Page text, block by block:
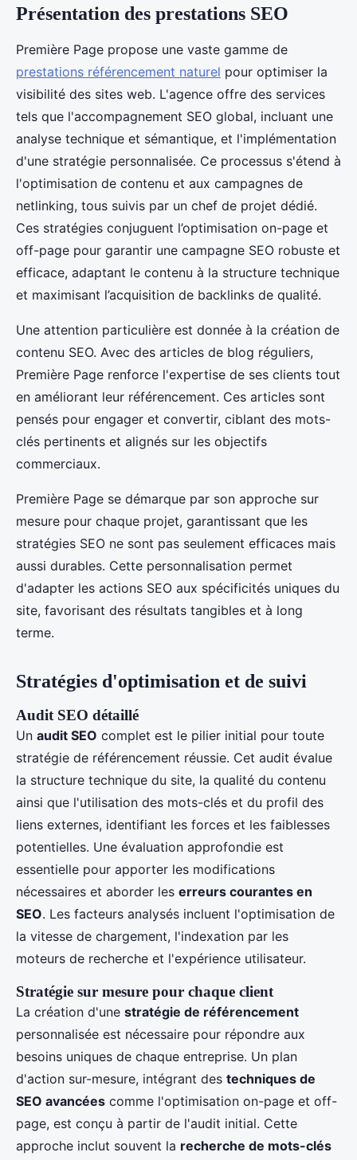
Présentation des prestations SEO
Première Page propose une vaste gamme de
prestations référencement naturel pour optimiser la
visibilité des sites web. L'agence offre des services
tels que l'accompagnement SEO global, incluant une
analyse technique et sémantique, et l'implémentation
d'une stratégie personnalisée. Ce processus s'étend à
l'optimisation de contenu et aux campagnes de
netlinking, tous suivis par un chef de projet dédié.
Ces stratégies conjuguent l’optimisation on-page et
off-page pour garantir une campagne SEO robuste et
efficace, adaptant le contenu à la structure technique
et maximisant l’acquisition de backlinks de qualité.
Une attention particulière est donnée à la création de
contenu SEO. Avec des articles de blog réguliers,
Première Page renforce l'expertise de ses clients tout
en améliorant leur référencement. Ces articles sont
pensés pour engager et convertir, ciblant des mots-
clés pertinents et alignés sur les objectifs
commerciaux.
Première Page se démarque par son approche sur
mesure pour chaque projet, garantissant que les
stratégies SEO ne sont pas seulement efficaces mais
aussi durables. Cette personnalisation permet
d'adapter les actions SEO aux spécificités uniques du
site, favorisant des résultats tangibles et à long
terme.
Stratégies d'optimisation et de suivi
Audit SEO détaillé
Un audit SEO complet est le pilier initial pour toute
stratégie de référencement réussie. Cet audit évalue
la structure technique du site, la qualité du contenu
ainsi que l'utilisation des mots-clés et du profil des
liens externes, identifiant les forces et les faiblesses
potentielles. Une évaluation approfondie est
essentielle pour apporter les modifications
nécessaires et aborder les erreurs courantes en
SEO. Les facteurs analysés incluent l'optimisation de
la vitesse de chargement, l'indexation par les
moteurs de recherche et l'expérience utilisateur.
Stratégie sur mesure pour chaque client
La création d'une stratégie de référencement
personnalisée est nécessaire pour répondre aux
besoins uniques de chaque entreprise. Un plan
d'action sur-mesure, intégrant des techniques de
SEO avancées comme l'optimisation on-page et off-
page, est conçu à partir de l'audit initial. Cette
approche inclut souvent la recherche de mots-clés